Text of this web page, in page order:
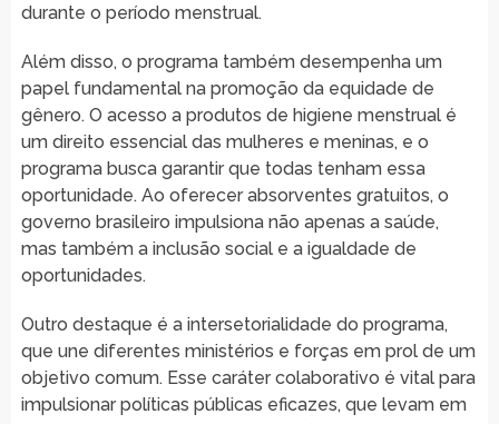
durante o período menstrual.
Além disso, o programa também desempenha um
papel fundamental na promoção da equidade de
gênero. O acesso a produtos de higiene menstrual é
um direito essencial das mulheres e meninas, e o
programa busca garantir que todas tenham essa
oportunidade. Ao oferecer absorventes gratuitos, o
governo brasileiro impulsiona não apenas a saúde,
mas também a inclusão social e a igualdade de
oportunidades.
Outro destaque é a intersetorialidade do programa,
que une diferentes ministérios e forças em prol de um
objetivo comum. Esse caráter colaborativo é vital para
impulsionar políticas públicas eficazes, que levam em